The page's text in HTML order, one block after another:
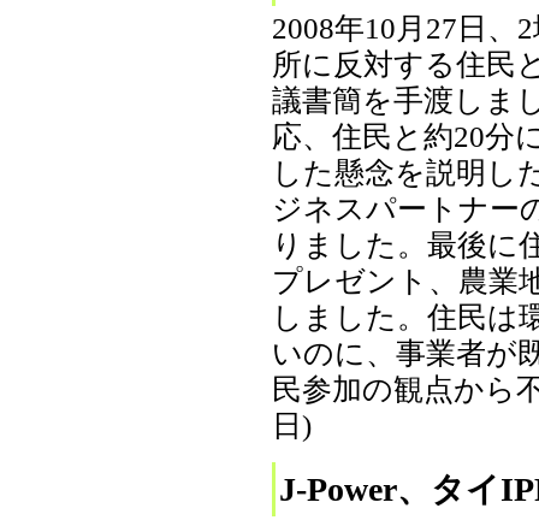
2008年10月27日、
所に反対する住民
議書簡を手渡しま
応、住民と約20分
した懸念を説明し
ジネスパートナー
りました。最後に
プレゼント、農業
しました。住民は
いのに、事業者が
民参加の観点から
日)
J-Power、タイ